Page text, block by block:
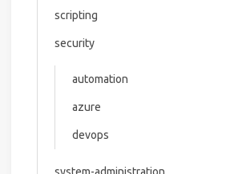
scripting
security
automation
azure
devops
system-administration